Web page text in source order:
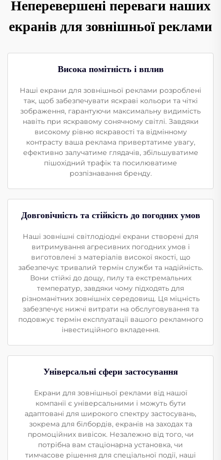
Неперевершені переваги наших
екранів для зовнішньої реклами
Висока помітність і вплив
Наші екрани для зовнішньої реклами розроблені
так, щоб забезпечувати яскраві кольори та чіткі
зображення, гарантуючи максимальну видимість
навіть при яскравому сонячному світлі. Завдяки
високому рівню яскравості та відмінному
контрасту ваша реклама привертатиме увагу,
ефективно залучатиме глядачів, збільшуватиме
пішохідний трафік та посилюватиме
розпізнавання бренду.
Довговічність та стійкість до погодних умов
Наші зовнішні світлодіодні екрани створені для
витримування агресивних погодних умов і
виготовлені з матеріалів високої якості, що
забезпечує тривалий термін служби та надійність.
Вони стійкі до дощу, пилу та екстремальних
температур, завдяки чому підходять для
різноманітних зовнішніх середовищ. Ця міцність
забезпечує нижчі витрати на обслуговування та
подовжує термін експлуатації вашого рекламного
інвестиційного вкладення.
Універсальні сфери застосування
Екрани для зовнішньої реклами від нашої
компанії є універсальними і можуть бути
адаптовані для широкого спектру застосувань,
зокрема для білбордів, екранів на заходах та
промоційних вивісок. Незалежно від того, чи
потрібна вам стаціонарна установка, чи
тимчасове рішення для спеціальної події, наші